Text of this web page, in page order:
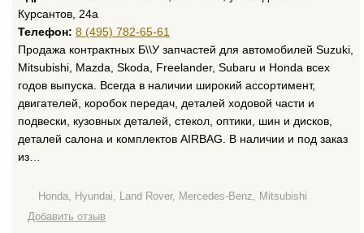
Курсантов, 24а
Телефон: 8 (495) 782-65-61
Продажа контрактных Б\\У запчастей для автомобилей Suzuki,
Mitsubishi, Mazda, Skoda, Freelander, Subaru и Honda всех
годов выпуска. Всегда в наличии широкий ассортимент,
двигателей, коробок передач, деталей ходовой части и
подвески, кузовных деталей, стекол, оптики, шин и дисков,
деталей салона и комплектов AIRBAG. В наличии и под заказ
из…
Honda, Hyundai, Land Rover, Mercedes-Benz, Mitsubishi
Добавить отзыв